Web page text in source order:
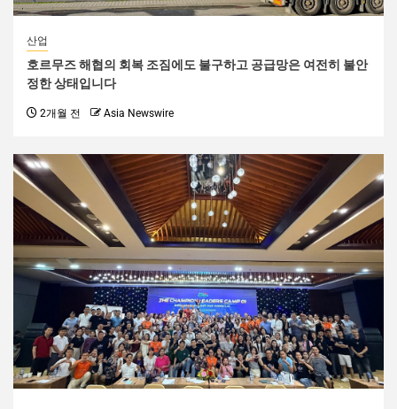
산업
호르무즈 해협의 회복 조짐에도 불구하고 공급망은 여전히 ​​불안
정한 상태입니다
2개월 전 Asia Newswire